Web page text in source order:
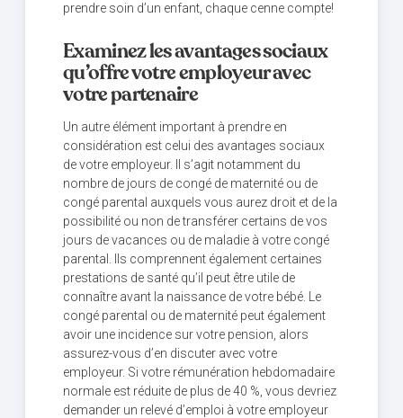
prendre soin d’un enfant, chaque cenne compte!
Examinez les avantages sociaux
qu’offre votre employeur avec
votre partenaire
Un autre élément important à prendre en
considération est celui des avantages sociaux
de votre employeur. Il s’agit notamment du
nombre de jours de congé de maternité ou de
congé parental auxquels vous aurez droit et de la
possibilité ou non de transférer certains de vos
jours de vacances ou de maladie à votre congé
parental. Ils comprennent également certaines
prestations de santé qu’il peut être utile de
connaître avant la naissance de votre bébé. Le
congé parental ou de maternité peut également
avoir une incidence sur votre pension, alors
assurez-vous d’en discuter avec votre
employeur. Si votre rémunération hebdomadaire
normale est réduite de plus de 40 %, vous devriez
demander un relevé d’emploi à votre employeur